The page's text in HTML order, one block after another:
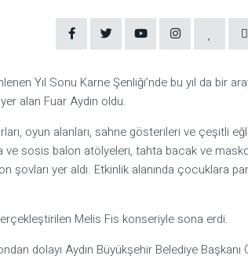
Yıl Sonu Karne Şenliği’nde bu yıl da bir
alan Fuar Aydın oldu.
oyun alanları, sahne gösterileri ve çeşitli
ve sosis balon atölyeleri, tahta bacak ve
yer aldı. Etkinlik alanında çocuklara
Melis Fis konseriyle sona erdi.
dolayı Aydın Büyükşehir Belediye Başkanı